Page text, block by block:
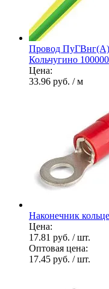
Провод
Кольчугино
Цена:
33.96 руб. / м
Наконечник
Цена:
17.81 руб. / шт.
Оптовая цена:
17.45 руб. / шт.